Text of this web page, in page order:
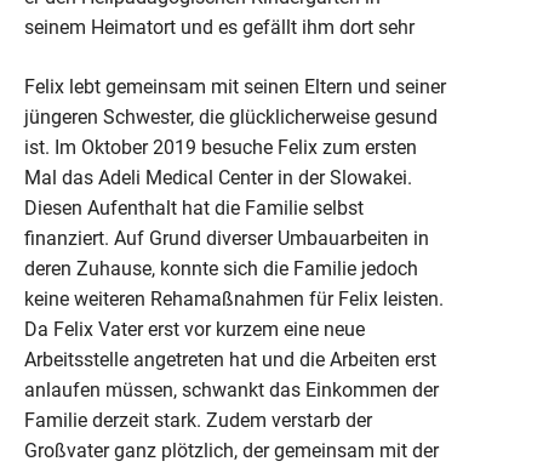
seinem Heimatort und es gefällt ihm dort sehr
Felix lebt gemeinsam mit seinen Eltern und seiner
jüngeren Schwester, die glücklicherweise gesund
ist. Im Oktober 2019 besuche Felix zum ersten
Mal das Adeli Medical Center in der Slowakei.
Diesen Aufenthalt hat die Familie selbst
finanziert. Auf Grund diverser Umbauarbeiten in
deren Zuhause, konnte sich die Familie jedoch
keine weiteren Rehamaßnahmen für Felix leisten.
Da Felix Vater erst vor kurzem eine neue
Arbeitsstelle angetreten hat und die Arbeiten erst
anlaufen müssen, schwankt das Einkommen der
Familie derzeit stark. Zudem verstarb der
Großvater ganz plötzlich, der gemeinsam mit der